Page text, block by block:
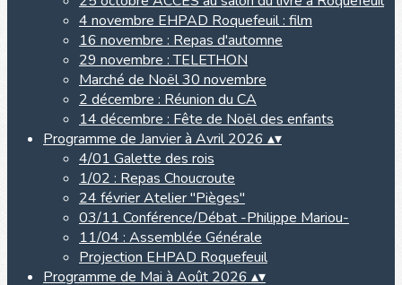
4 novembre EHPAD Roquefeuil : film
16 novembre : Repas d'automne
29 novembre : TELETHON
Marché de Noël 30 novembre
2 décembre : Réunion du CA
14 décembre : Fête de Noël des enfants
Programme de Janvier à Avril 2026 ▴▾
4/01 Galette des rois
1/02 : Repas Choucroute
24 février Atelier "Pièges"
03/11 Conférence/Débat -Philippe Mariou-
11/04 : Assemblée Générale
Projection EHPAD Roquefeuil
Programme de Mai à Août 2026 ▴▾